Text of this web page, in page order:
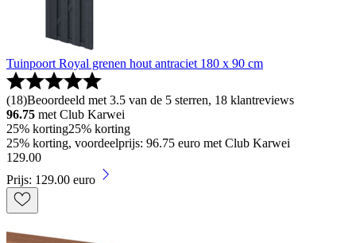
Tuinpoort Royal grenen hout antraciet 180 x 90 cm
(18)Beoordeeld met 3.5 van de 5 sterren, 18 klantreviews
96.75 met Club Karwei
25% korting25% korting
25% korting, voordeelprijs: 96.75 euro met Club Karwei
129.00
Prijs: 129.00 euro